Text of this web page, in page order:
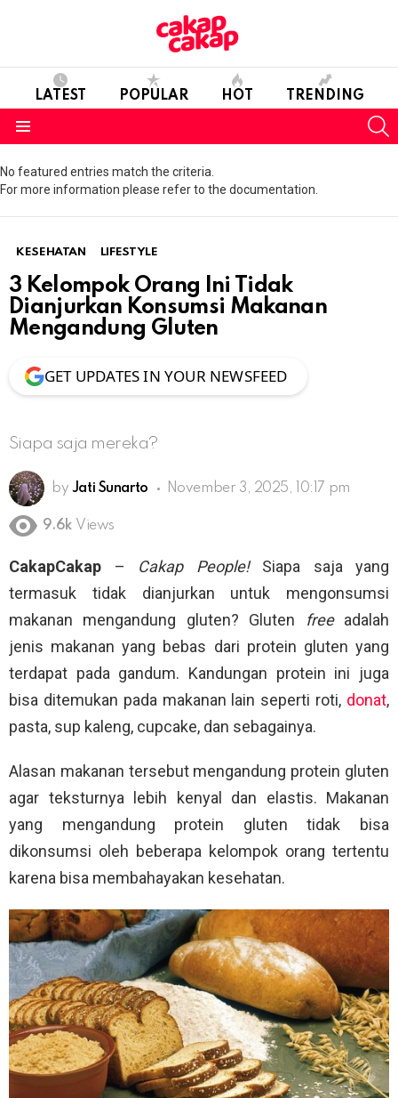
LATEST POPULAR HOT TRENDING
No featured entries match the criteria.
For more information please refer to the documentation.
KESEHATAN LIFESTYLE
3 Kelompok Orang Ini Tidak
Dianjurkan Konsumsi Makanan
Mengandung Gluten
GET UPDATES IN YOUR NEWSFEED
Siapa saja mereka?
by Jati Sunarto November 3, 2025, 10:17 pm
9.6k Views
CakapCakap – Cakap People!Siapa saja yang
termasuk tidak dianjurkan untuk mengonsumsi
makanan mengandung gluten? Gluten
freeadalah
jenis makanan yang bebas dari protein gluten yang
terdapat pada gandum. Kandungan protein ini juga
bisa ditemukan pada makanan lain seperti roti, donat,
pasta, sup kaleng, cupcake, dan sebagainya.
Alasan makanan tersebut mengandung protein gluten
agar teksturnya lebih kenyal dan elastis. Makanan
yang mengandung protein gluten tidak bisa
dikonsumsi oleh beberapa kelompok orang tertentu
karena bisa membahayakan kesehatan.